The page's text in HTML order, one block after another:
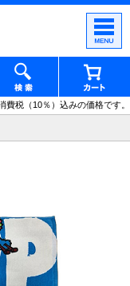
費税（10％）込みの価格です。